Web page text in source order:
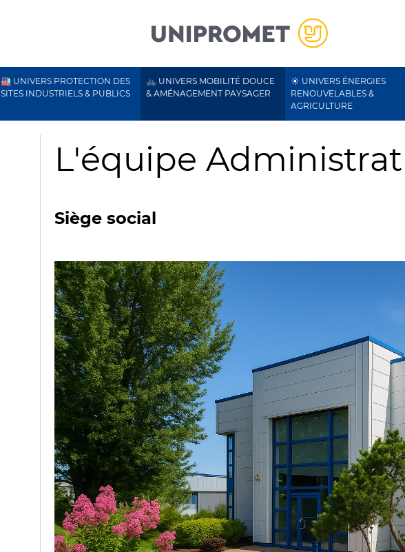
🏭 UNIVERS PROTECTION DES
SITES INDUSTRIELS & PUBLICS
🚲 UNIVERS MOBILITÉ DOUCE
& AMÉNAGEMENT PAYSAGER
☀️ UNIVERS ÉNERGIES
RENOUVELABLES &
AGRICULTURE
L'équipe
Siège social